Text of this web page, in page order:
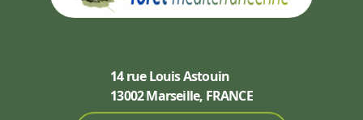
14 rue Louis Astouin
13002 Marseille, FRANCE